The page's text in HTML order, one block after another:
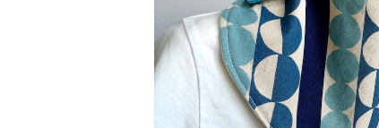
替えスタイ：レトロ（ブルー）
¥900